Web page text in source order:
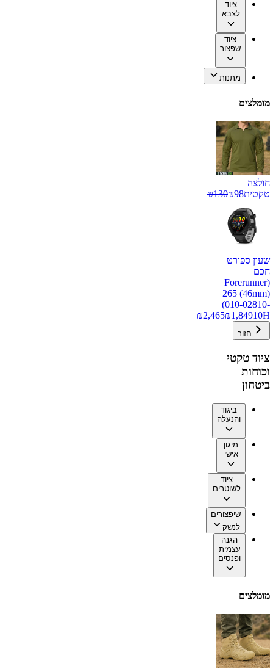
ציוד
לצבא
ציוד
שפצור
מתנות
מומלצים
חולצה
טקטית
₪98
₪130
שעון ספורט
חכם
(Forerunner
265 (46mm)
(010-02810-
10H
₪1,849
₪2,465
חזור
ציוד טקטי
וכוחות
ביטחון
ביגוד
והנעלה
מיגון
אישי
ציוד
לשוטרים
שיפצורים
לנשק
הגנה
עצמית
ופנסים
מומלצים